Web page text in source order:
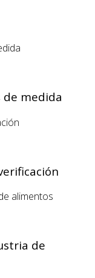
de medida
de